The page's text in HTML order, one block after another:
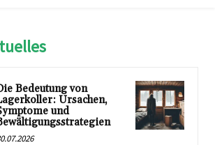
Bedeutung von
Ursachen,
und